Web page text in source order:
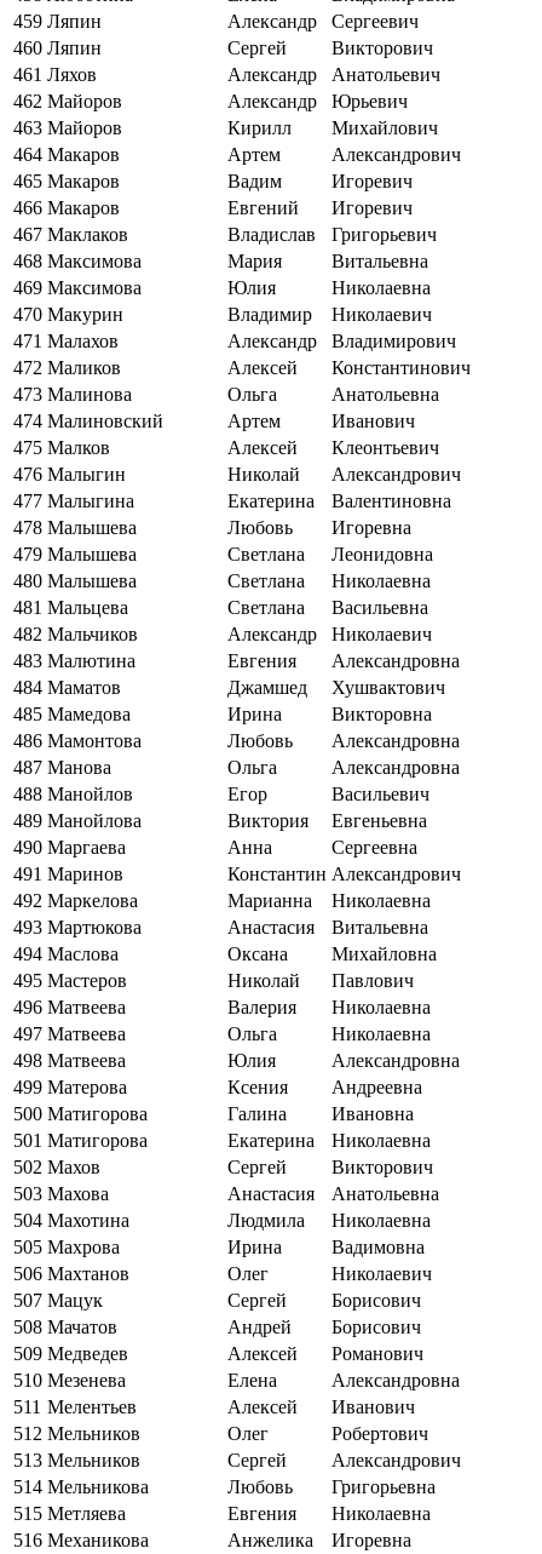
459 Ляпин Александр
Сергеевич
460 Ляпин Сергей
Викторович
461 Ляхов Александр
Анатольевич
462 Майоров Александр
Юрьевич
463 Майоров Кирилл
Михайлович
464 Макаров Артем
Александрович
465 Макаров Вадим
Игоревич
466 Макаров Евгений
Игоревич
467 Маклаков Владислав
Григорьевич
468 Максимова Мария
Витальевна
469 Максимова Юлия
Николаевна
470 Макурин Владимир
Николаевич
471 Малахов Александр
Владимирович
472 Маликов Алексей
Константинович
473 Малинова Ольга
Анатольевна
474 Малиновский Артем
Иванович
475 Малков Алексей
Клеонтьевич
476 Малыгин Николай
Александрович
477 Малыгина Екатерина
Валентиновна
478 Малышева Любовь
Игоревна
479 Малышева Светлана
Леонидовна
480 Малышева Светлана
Николаевна
481 Мальцева Светлана
Васильевна
482 Мальчиков Александр
Николаевич
483 Малютина Евгения
Александровна
484 Маматов Джамшед
Хушвактович
485 Мамедова Ирина
Викторовна
486 Мамонтова Любовь
Александровна
487 Манова Ольга
Александровна
488 Манойлов Егор
Васильевич
489 Манойлова Виктория
Евгеньевна
490 Маргаева Анна
Сергеевна
491 Маринов Константин Александрович
492 Маркелова Марианна
Николаевна
493 Мартюкова Анастасия
Витальевна
494 Маслова Оксана
Михайловна
495 Мастеров Николай
Павлович
496 Матвеева Валерия
Николаевна
497 Матвеева Ольга
Николаевна
498 Матвеева Юлия
Александровна
499 Матерова Ксения
Андреевна
500 Матигорова Галина
Ивановна
501 Матигорова Екатерина
Николаевна
502 Махов Сергей
Викторович
503 Махова Анастасия
Анатольевна
504 Махотина Людмила
Николаевна
505 Махрова Ирина
Вадимовна
506 Махтанов Олег
Николаевич
507 Мацук Сергей
Борисович
508 Мачатов Андрей
Борисович
509 Медведев Алексей
Романович
510 Мезенева Елена
Александровна
511 Мелентьев Алексей
Иванович
512 Мельников Олег
Робертович
513 Мельников Сергей
Александрович
514 Мельникова Любовь
Григорьевна
515 Метляева Евгения
Николаевна
516 Механикова Анжелика
Игоревна